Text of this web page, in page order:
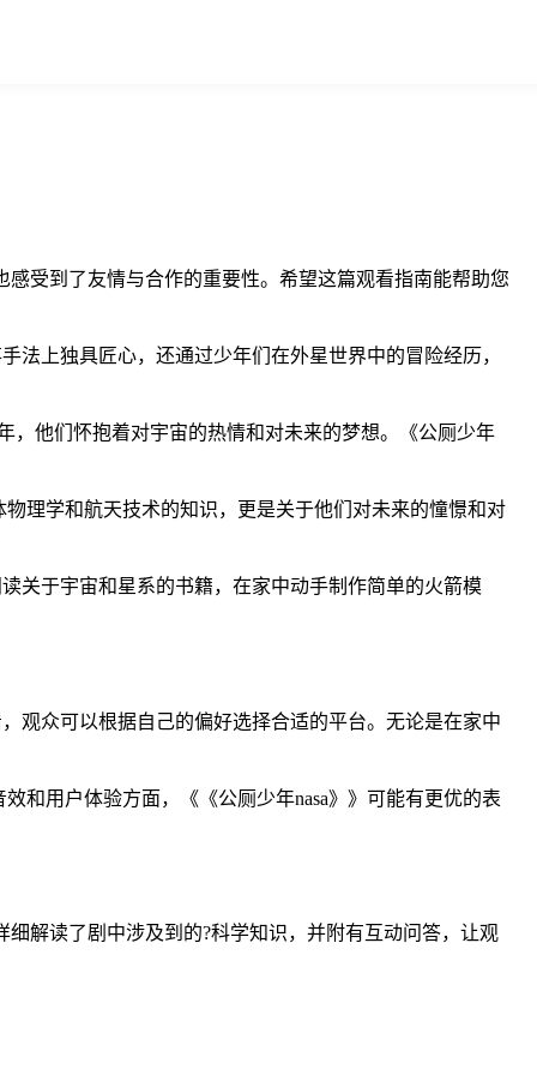
感受到了友情与合作的重要性。希望这篇观看指南能帮助您
法上独具匠心，还通过少年们在外星世界中的冒险经历，
，他们怀抱着对宇宙的热情和对未来的梦想。《公厕少年
理学和航天技术的知识，更是关于他们对未来的憧憬和对
关于宇宙和星系的书籍，在家中动手制作简单的火箭模
观众可以根据自己的偏好选择合适的平台。无论是在家中
和用户体验方面，《《公厕少年nasa》》可能有更优的表
细解读了剧中涉及到的?科学知识，并附有互动问答，让观